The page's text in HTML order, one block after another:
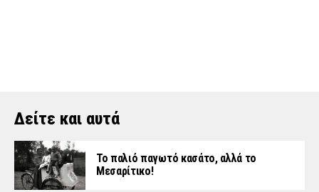
Δείτε και αυτά
Το παλιό παγωτό κασάτο, αλλά το
Μεσαρίτικο!